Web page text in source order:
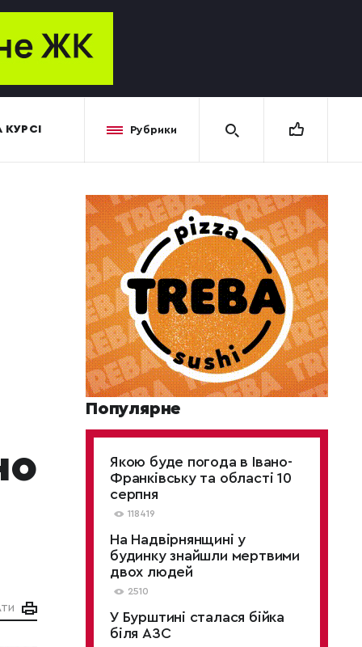
Рубрики
Популярне
Якою буде погода в Івано-
Франківську та області 10
серпня
118419
На Надвірнянщині у
будинку знайшли мертвими
двох людей
2510
У Бурштині сталася бійка
біля АЗС